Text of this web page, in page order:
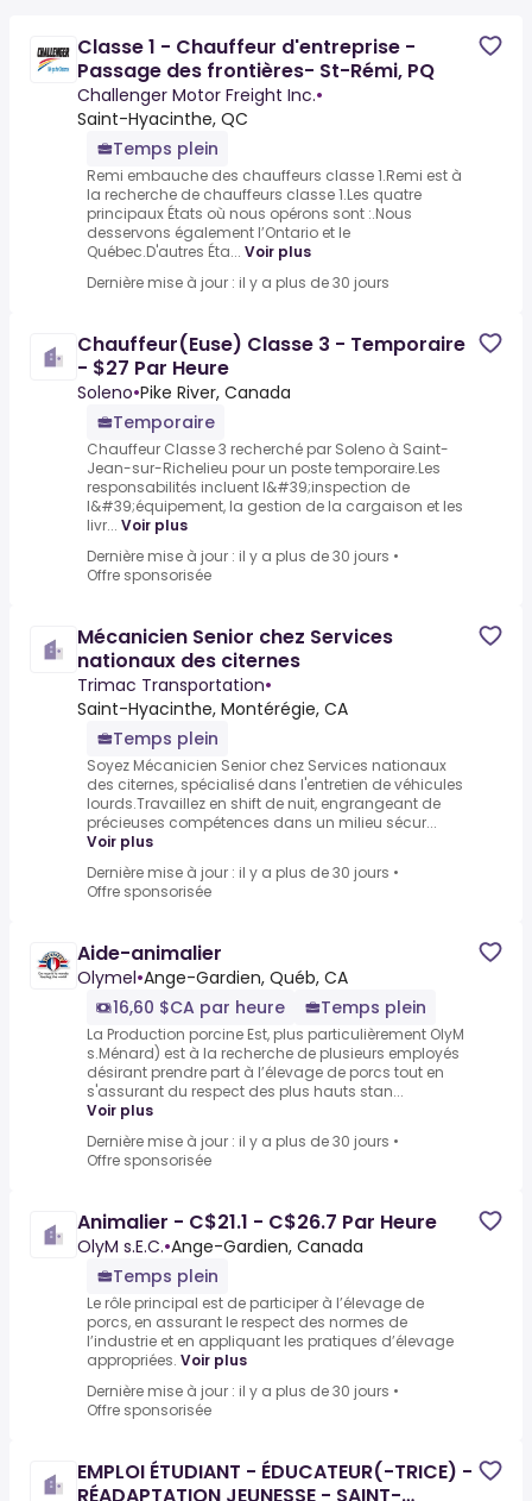
Classe 1 - Chauffeur d'entreprise -
Passage des frontières- St-Rémi, PQ
Challenger Motor Freight Inc.•
Saint-Hyacinthe, QC
Temps plein
Remi embauche des chauffeurs classe 1.Remi est à
la recherche de chauffeurs classe 1.Les quatre
principaux États où nous opérons sont :.Nous
desservons également l’Ontario et le
Québec.D'autres Éta... Voir plus
Dernière mise à jour : il y a plus de 30 jours
Chauffeur(Euse) Classe 3 - Temporaire
- $27 Par Heure
Soleno•Pike River, Canada
Temporaire
Chauffeur Classe 3 recherché par Soleno à Saint-
Jean-sur-Richelieu pour un poste temporaire.Les
responsabilités incluent l&#39;inspection de
l&#39;équipement, la gestion de la cargaison et les
livr... Voir plus
Dernière mise à jour : il y a plus de 30 jours •
Offre sponsorisée
Mécanicien Senior chez Services
nationaux des citernes
Trimac Transportation•
Saint-Hyacinthe, Montérégie, CA
Temps plein
Soyez Mécanicien Senior chez Services nationaux
des citernes, spécialisé dans l'entretien de véhicules
lourds.Travaillez en shift de nuit, engrangeant de
précieuses compétences dans un milieu sécur...
Voir plus
Dernière mise à jour : il y a plus de 30 jours •
Offre sponsorisée
Aide-animalier
Olymel•Ange-Gardien, Québ, CA
16,60 $CA par heure
Temps plein
La Production porcine Est, plus particulièrement OlyM
s.Ménard) est à la recherche de plusieurs employés
désirant prendre part à l’élevage de porcs tout en
s'assurant du respect des plus hauts stan...
Voir plus
Dernière mise à jour : il y a plus de 30 jours •
Offre sponsorisée
Animalier - C$21.1 - C$26.7 Par Heure
OlyM s.E.C.•Ange-Gardien, Canada
Temps plein
Le rôle principal est de participer à l’élevage de
porcs, en assurant le respect des normes de
l’industrie et en appliquant les pratiques d’élevage
appropriées. Voir plus
Dernière mise à jour : il y a plus de 30 jours •
Offre sponsorisée
EMPLOI ÉTUDIANT - ÉDUCATEUR(-TRICE) -